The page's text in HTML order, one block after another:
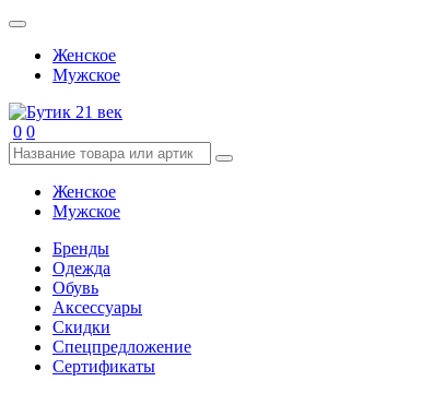
Женское
Мужское
0 0
Женское
Мужское
Бренды
Одежда
Обувь
Аксессуары
Скидки
Спецпредложение
Сертификаты